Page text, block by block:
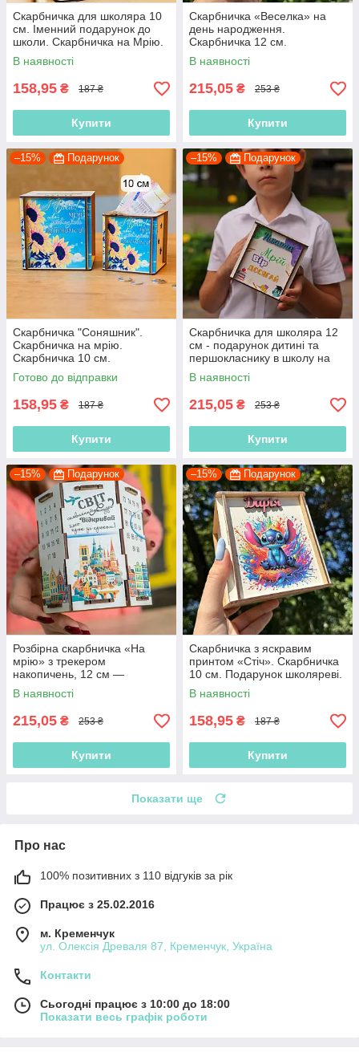
Скарбничка для школяра 10
см. Іменний подарунок до
школи. Скарбничка на Мрію.
Подарунок першокласнику.
Подарунок на випускний
В наявності
158,95 ₴ 187 ₴
Купити
Скарбничка «Веселка» на
день народження.
Скарбничка 12 см.
Подарунок до школи.
Подарунок на ДР. Подарунок
до дитячого садка
В наявності
215,05 ₴ 253 ₴
Купити
–15% Подарунок
Скарбничка "Соняшник".
Скарбничка на мрію.
Скарбничка 10 см.
Подарунок школяру.
Подарунок дитині. Подарунок
для заощаджень
Готово до відправки
158,95 ₴ 187 ₴
Купити
–15% Подарунок
Скарбничка для школяра 12
см - подарунок дитині та
першокласнику в школу на
мрію
В наявності
215,05 ₴ 253 ₴
Купити
–15% Подарунок
Розбірна скарбничка «На
мрію» з трекером
накопичень, 12 см —
подарунок школяру
В наявності
215,05 ₴ 253 ₴
Купити
–15% Подарунок
Скарбничка з яскравим
принтом «Стіч». Скарбничка
10 см. Подарунок школяреві.
Подарунок учню дитячого
садка
В наявності
158,95 ₴ 187 ₴
Купити
Показати ще
Про нас
100% позитивних з 110 відгуків за рік
Працює з 25.02.2016
м. Кременчук
ул. Олексія Древаля 87, Кременчук, Україна
Контакти
Сьогодні працює з 10:00 до 18:00
Показати весь графік роботи